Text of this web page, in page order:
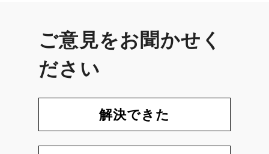
ご意見をお聞かせく
ださい
解決できた